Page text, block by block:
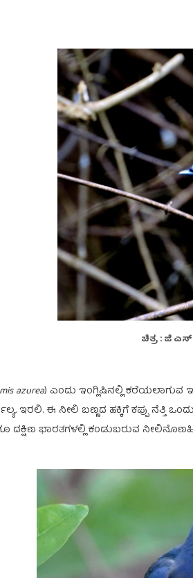
ಚಿತ್ರ : ಜಿ ಎಸ್
azurea) ಎಂದು ಇಂಗ್ಲಿಷಿನಲ್ಲಿ ಕರೆಯಲಾಗುವ
ಇರಲಿ. ಈ ನೀಲಿ ಬಣ್ಣದ ಹಕ್ಕಿಗೆ ಕಪ್ಪು ನೆತ್ತಿ
ದಕ್ಷಿಣ ಭಾರತಗಳಲ್ಲಿ ಕಂಡುಬರುವ